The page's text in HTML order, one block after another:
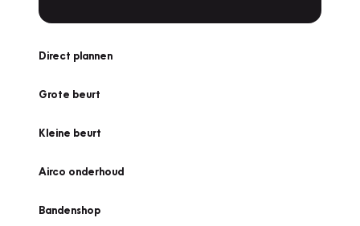
Direct plannen
Grote beurt
Kleine beurt
Airco onderhoud
Bandenshop